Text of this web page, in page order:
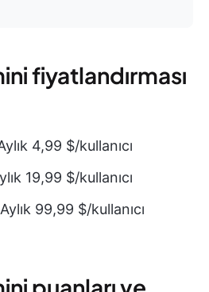
fiyatlandırması
4,99 $/kullanıcı
19,99 $/kullanıcı
99,99 $/kullanıcı